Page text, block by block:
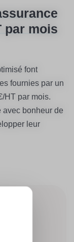
par mois
font
fournies par un
HT par mois.
avec bonheur de
leur